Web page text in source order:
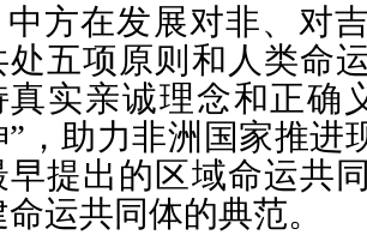
中方在发展对非、对
处五项原则和人类命
真实亲诚理念和正确
”，助力非洲国家推进
早提出的区域命运共
命运共同体的典范。